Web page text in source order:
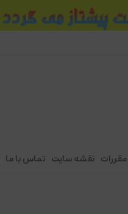
نقشه سایت تماس با ما